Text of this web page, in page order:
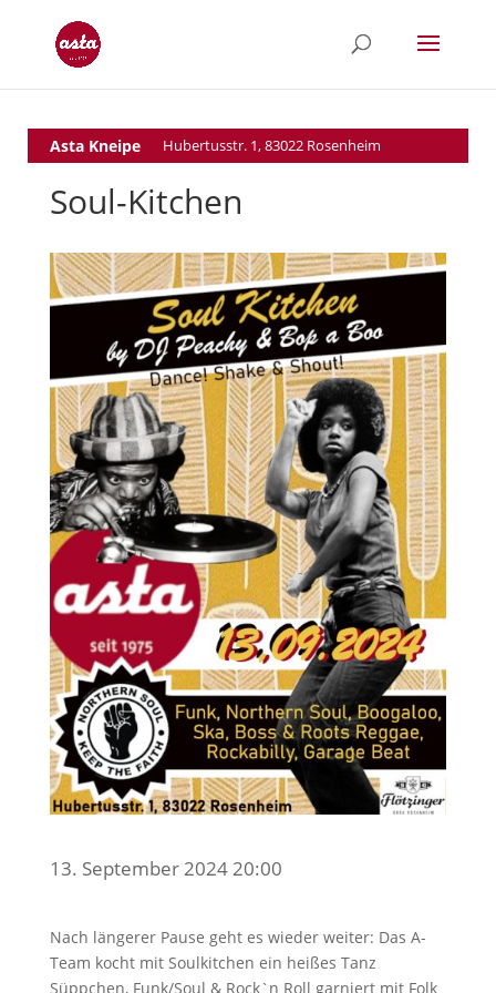
Asta Kneipe Hubertusstr. 1, 83022 Rosenheim
Soul-Kitchen
13. September 2024 20:00
Nach längerer Pause geht es wieder weiter: Das A-
Team kocht mit Soulkitchen ein heißes Tanz
Süppchen, Funk/Soul & Rock`n Roll garniert mit Folk